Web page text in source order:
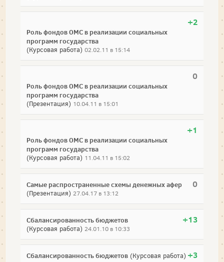
+2
Роль фондов ОМС в реализации социальных
программ государства
(Курсовая работа) 02.02.11 в 15:14
0
Роль фондов ОМС в реализации социальных
программ государства
(Презентация) 10.04.11 в 15:01
+1
Роль фондов ОМС в реализации социальных
программ государства
(Курсовая работа) 11.04.11 в 15:02
0
Самые распространенные схемы денежных афер
(Презентация) 27.04.17 в 13:12
+13
Сбалансированность бюджетов
(Курсовая работа) 24.01.10 в 10:33
+3
Сбалансированность бюджетов (Курсовая работа)